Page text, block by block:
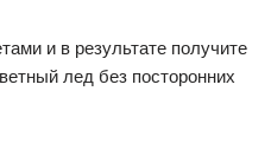
и в результате получите
лед без посторонних